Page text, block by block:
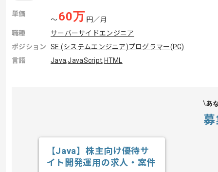
単価
〜60万 円／月
職種
サーバーサイドエンジニア
ポジション
SE (システムエンジニア)プログラマー(PG)
言語
Java,JavaScript, HTML
あ
【Java】株主向け優待サ
イト開発運用の求人・案件